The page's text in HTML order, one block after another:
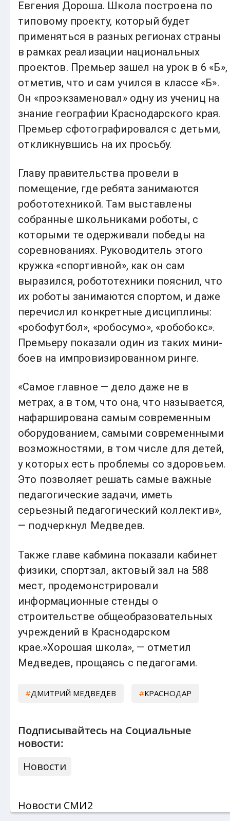
Евгения Дороша. Школа построена по
типовому проекту, который будет
применяться в разных регионах страны
в рамках реализации национальных
проектов. Премьер зашел на урок в 6 «Б»,
отметив, что и сам учился в классе «Б».
Он «проэкзаменовал» одну из учениц на
знание географии Краснодарского края.
Премьер сфотографировался с детьми,
откликнувшись на их просьбу.
Главу правительства провели в
помещение, где ребята занимаются
робототехникой. Там выставлены
собранные школьниками роботы, с
которыми те одерживали победы на
соревнованиях. Руководитель этого
кружка «спортивной», как он сам
выразился, робототехники пояснил, что
их роботы занимаются спортом, и даже
перечислил конкретные дисциплины:
«робофутбол», «робосумо», «робобокс».
Премьеру показали один из таких мини-
боев на импровизированном ринге.
«Самое главное — дело даже не в
метрах, а в том, что она, что называется,
нафарширована самым современным
оборудованием, самыми современными
возможностями, в том числе для детей,
у которых есть проблемы со здоровьем.
Это позволяет решать самые важные
педагогические задачи, иметь
серьезный педагогический коллектив»,
— подчеркнул Медведев.
Также главе кабмина показали кабинет
физики, спортзал, актовый зал на 588
мест, продемонстрировали
информационные стенды о
строительстве общеобразовательных
учреждений в Краснодарском
крае.»Хорошая школа», — отметил
Медведев, прощаясь с педагогами.
ДМИТРИЙ МЕДВЕДЕВ КРАСНОДАР
Подписывайтесь на Социальные
новости:
Новости
Новости СМИ2